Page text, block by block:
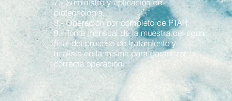
7.- Suministro y aplicación de
biotecnología.
8.- Operación por completo de PTAR.
9.- Toma mensual de la muestra del agua
final del proceso de tratamiento y
análisis de la misma para garantizar la
correcta operación.